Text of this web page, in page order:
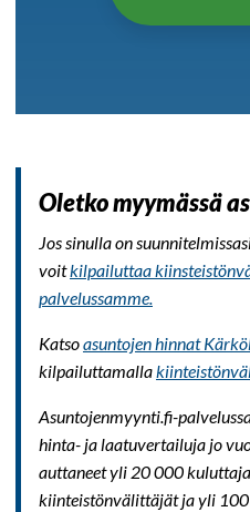
Oletko myymässä
Jos sinulla on
voitkilpailuttaa
palvelussamme.
Katsoasuntojen hinnat
kilpailuttamalla
Asuntojenmyynti.fi-
hinta- ja laatuvertailuja jo
auttaneet yli 20 000
kiinteistönvälittäjät ja yli